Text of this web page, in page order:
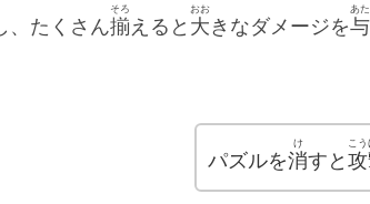
、たくさん揃
そろ
えると 大
おお
きなダメージを与
あた
パズルを消
け
すと
こう